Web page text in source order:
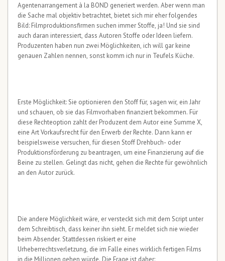
Agentenarrangement à la BOND generiert werden. Aber wenn man
die Sache mal objektiv betrachtet, bietet sich mir eher folgendes
Bild: Filmproduktionsfirmen suchen immer Stoffe, ja! Und sie sind
auch daran interessiert, dass Autoren Stoffe oder Ideen liefern.
Produzenten haben nun zwei Möglichkeiten, ich will gar keine
genauen Zahlen nennen, sonst komm ich nur in Teufels Küche.
Erste Möglichkeit: Sie optionieren den Stoff für, sagen wir, ein Jahr
und schauen, ob sie das Filmvorhaben finanziert bekommen. Für
diese Rechteoption zahlt der Produzent dem Autor eine Summe X,
eine Art Vorkaufsrecht für den Erwerb der Rechte. Dann kann er
beispielsweise versuchen, für diesen Stoff Drehbuch- oder
Produktionsförderung zu beantragen, um eine Finanzierung auf die
Beine zu stellen. Gelingt das nicht, gehen die Rechte für gewöhnlich
an den Autor zurück.
Die andere Möglichkeit wäre, er versteckt sich mit dem Script unter
dem Schreibtisch, dass keiner ihn sieht. Er meldet sich nie wieder
beim Absender. Stattdessen riskiert er eine
Urheberrechtsverletzung, die im Falle eines wirklich fertigen Films
in die Millionen gehen würde. Die Frage ist daher: